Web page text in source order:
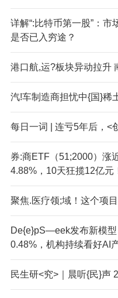
详解“:比特币第一股”：
是否已入穷途？
港口航,运?板块异动拉升
汽!车制造商担忧中{国}稀
每日一词 | 连亏5年后，<
券:商ETF（51;2000）涨
4.88%，10天狂揽12亿元
聚焦.医疗领;域！这个项
De{e}pS—eek发布新模
0.48%，机构持续看好AI
民生研<究>｜晨听{民}声